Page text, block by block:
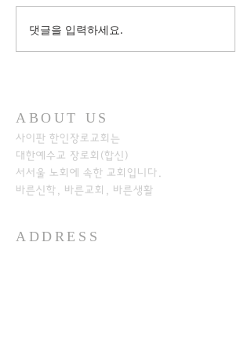
댓글을 입력하세요.
ABOUT US
사이판 한인장로교회는
대한예수교 장로회(합신)
서서울 노회에 속한 교회입니다.
바른신학, 바른교회, 바른생활
ADDRESS